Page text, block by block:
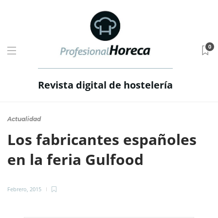
Revista digital de hostelería
0
Actualidad
Los fabricantes españoles
en la feria Gulfood
Febrero, 2015